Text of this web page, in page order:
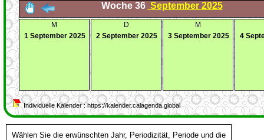
Woche 36 September 2025
M
1 September2025
D
2 September2025
M
3 September2025 4
Individuelle Kalender : https://kalender.calagenda.global
Wählen Sie die erwünschten Jahr, Periodizität, Periode und die